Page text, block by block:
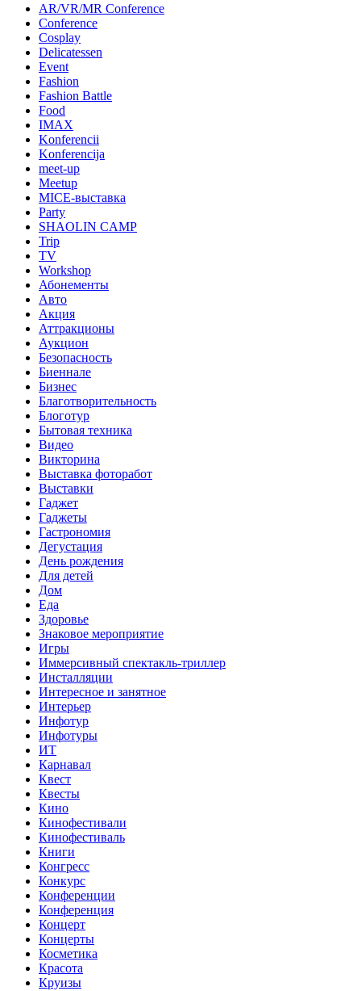
AR/VR/MR Conference
Conference
Cosplay
Delicatessen
Event
Fashion
Fashion Battle
Food
IMAX
Konferencii
Konferencija
meet-up
Meetup
MICE-выставка
Party
SHAOLIN CAMP
Trip
TV
Workshop
Абонементы
Авто
Акция
Аттракционы
Аукцион
Безопасность
Биеннале
Бизнес
Благотворительность
Блоготур
Бытовая техника
Видео
Викторина
Выставка фоторабот
Выставки
Гаджет
Гаджеты
Гастрономия
Дегустация
День рождения
Для детей
Дом
Еда
Здоровье
Знаковое мероприятие
Игры
Иммерсивный спектакль-триллер
Инсталляции
Интересное и занятное
Интерьер
Инфотур
Инфотуры
ИТ
Карнавал
Квест
Квесты
Кино
Кинофестивали
Кинофестиваль
Книги
Конгресс
Конкурс
Конференции
Конференция
Концерт
Концерты
Косметика
Красота
Круизы